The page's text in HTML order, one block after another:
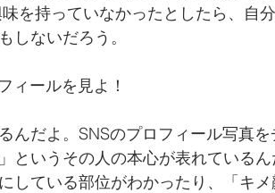
を持っていなかったとしたら、自
しないだろう。
ィールを見よ！
んだよ。SNSのプロフィール写真
というその人の本心が表れている
している部位がわかったり、「キ